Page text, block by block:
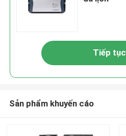
Tiếp tục
Sản phẩm khuyến cáo